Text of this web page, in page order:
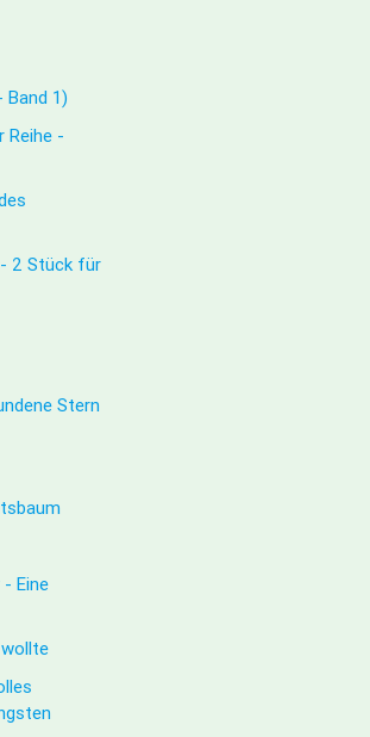
Band 1)
Reihe -
2 Stück für
Stern
Eine